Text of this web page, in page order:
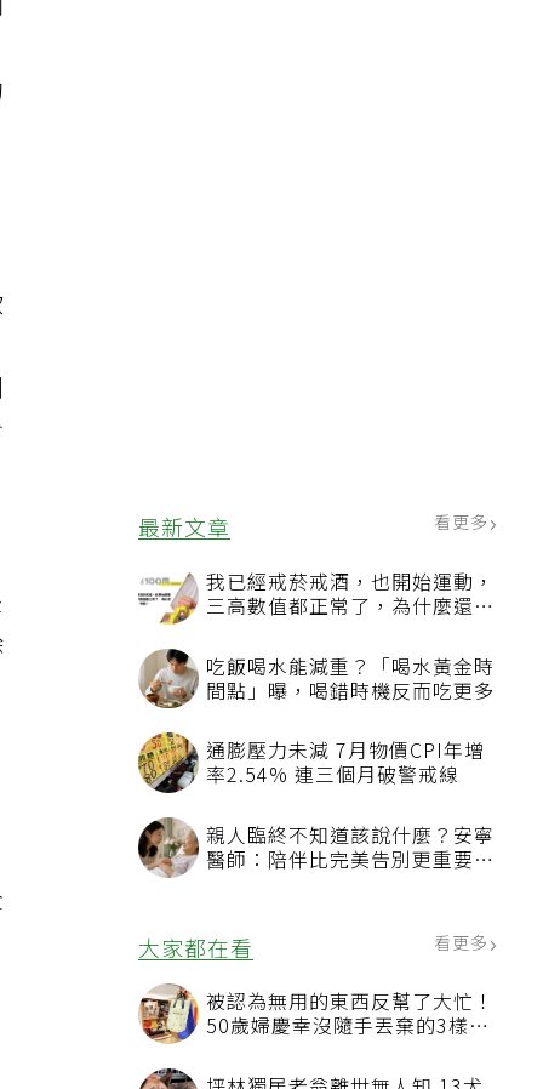
最新文章 看更多
我已經戒菸戒酒，也開始運動，
三高數值都正常了，為什麼還不
吃飯喝水能減重？「喝水黃金時
間點」曝，喝錯時機反而吃更多
通膨壓力未減 7月物價CPI年增
率2.54% 連三個月破警戒線
親人臨終不知道該說什麼？安寧
醫師：陪伴比完美告別更重要，
大家都在看
被認為無用的東西反幫了大忙！
50歲婦慶幸沒隨手丟棄的3樣物